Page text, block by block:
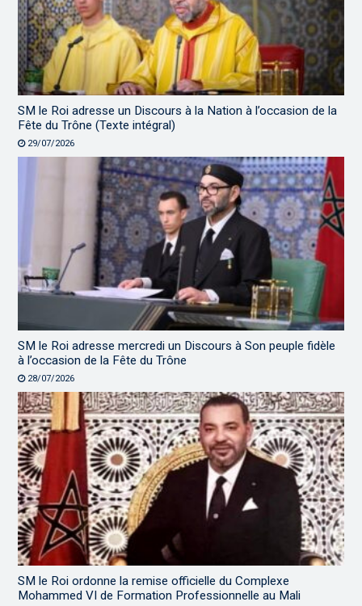
SM le Roi adresse un Discours à la Nation à l’occasion de la
Fête du Trône (Texte intégral)
29/07/2026
SM le Roi adresse mercredi un Discours à Son peuple fidèle
à l’occasion de la Fête du Trône
28/07/2026
SM le Roi ordonne la remise officielle du Complexe
Mohammed VI de Formation Professionnelle au Mali